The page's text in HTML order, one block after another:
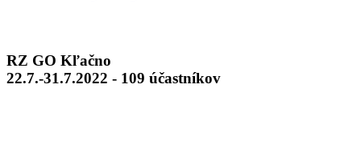
RZ GO Kľačno
22.7.-31.7.2022 - 109 účastníkov